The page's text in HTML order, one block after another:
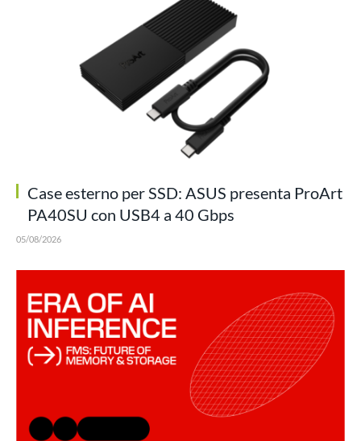
Case esterno per SSD: ASUS presenta ProArt
PA40SU con USB4 a 40 Gbps
05/08/2026